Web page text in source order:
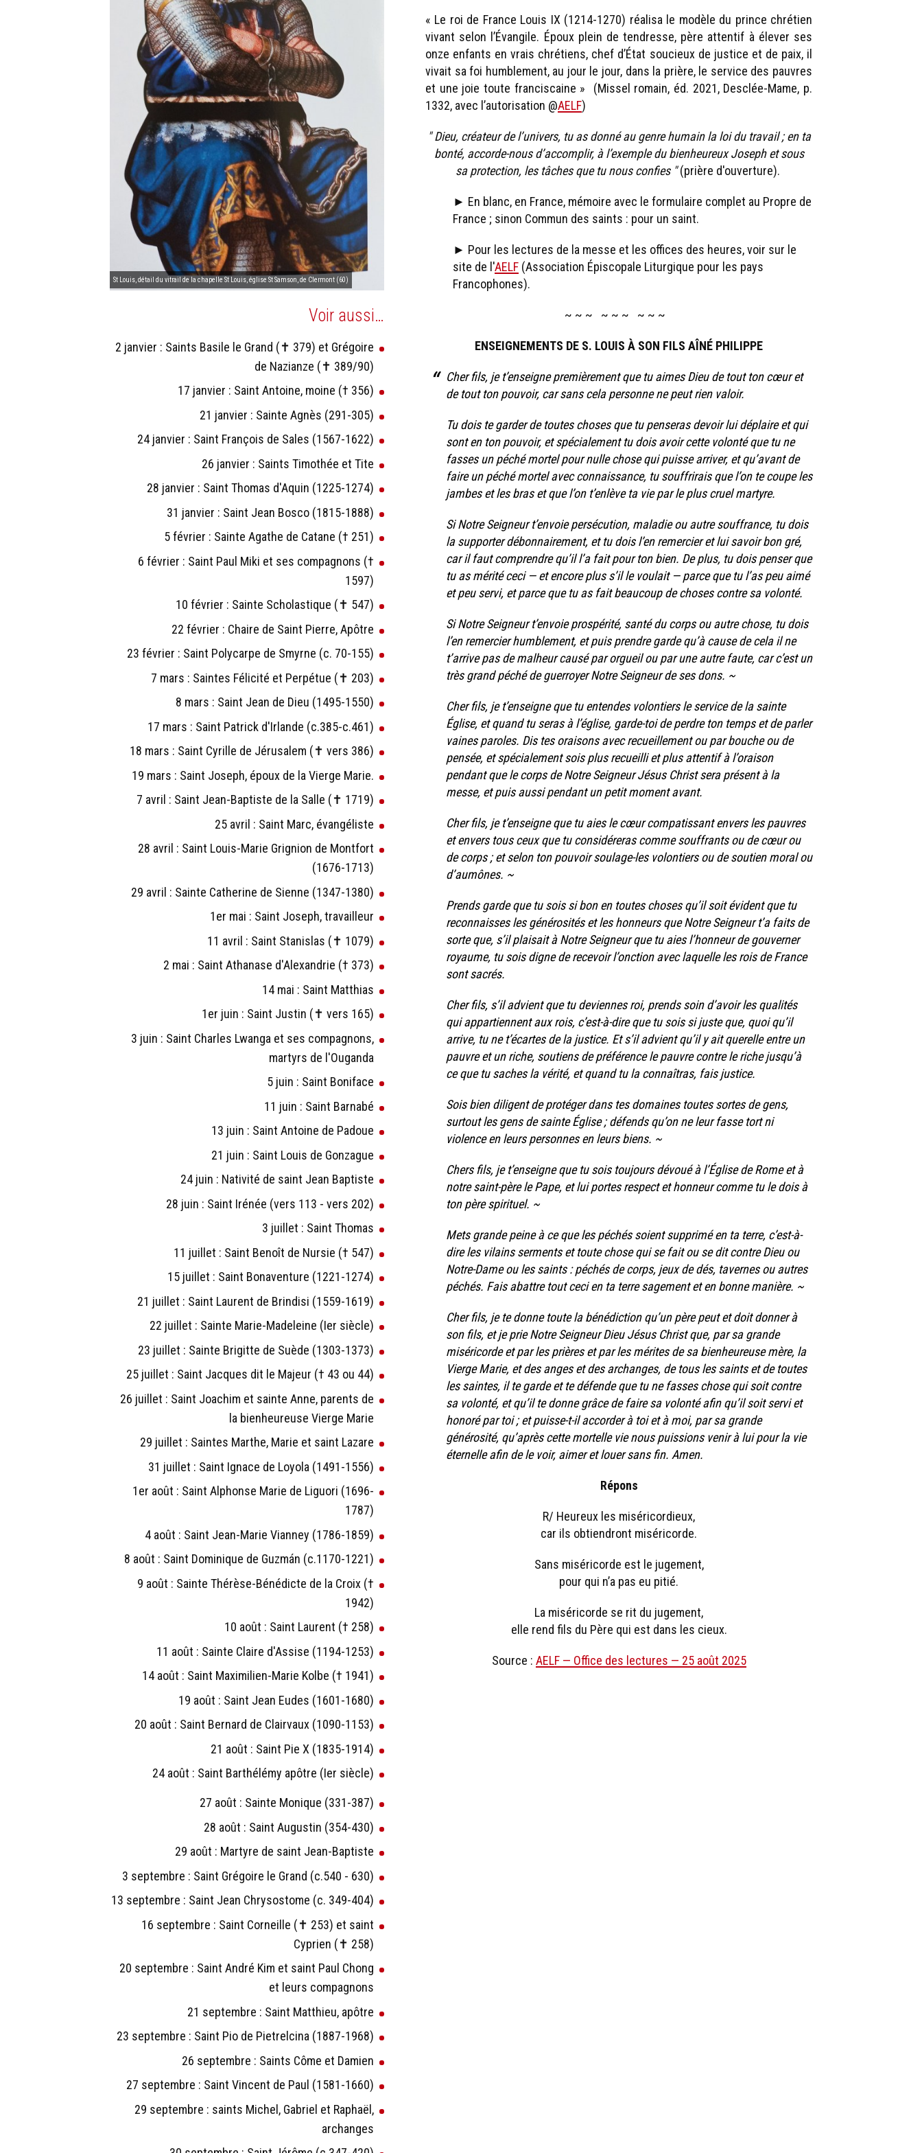
St Louis, détail du vitrail de la chapelle St Louis, église St Samson, de Clermont (60)
Voir aussi…
2 janvier : Saints Basile le Grand (✝ 379) et Grégoire
de Nazianze (✝ 389/90)
17 janvier : Saint Antoine, moine († 356)
21 janvier : Sainte Agnès (291-305)
24 janvier : Saint François de Sales (1567-1622)
26 janvier : Saints Timothée et Tite
28 janvier : Saint Thomas d'Aquin (1225-1274)
31 janvier : Saint Jean Bosco (1815-1888)
5 février : Sainte Agathe de Catane († 251)
6 février : Saint Paul Miki et ses compagnons (†
1597)
10 février : Sainte Scholastique (✝ 547)
22 février : Chaire de Saint Pierre, Apôtre
23 février : Saint Polycarpe de Smyrne (c. 70-155)
7 mars : Saintes Félicité et Perpétue (✝ 203)
8 mars : Saint Jean de Dieu (1495-1550)
17 mars : Saint Patrick d'Irlande (c.385-c.461)
18 mars : Saint Cyrille de Jérusalem (✝ vers 386)
19 mars : Saint Joseph, époux de la Vierge Marie.
7 avril : Saint Jean-Baptiste de la Salle (✝ 1719)
25 avril : Saint Marc, évangéliste
28 avril : Saint Louis-Marie Grignion de Montfort
(1676-1713)
29 avril : Sainte Catherine de Sienne (1347-1380)
1er mai : Saint Joseph, travailleur
11 avril : Saint Stanislas (✝ 1079)
2 mai : Saint Athanase d'Alexandrie († 373)
14 mai : Saint Matthias
1er juin : Saint Justin (✝ vers 165)
3 juin : Saint Charles Lwanga et ses compagnons,
martyrs de l'Ouganda
5 juin : Saint Boniface
11 juin : Saint Barnabé
13 juin : Saint Antoine de Padoue
21 juin : Saint Louis de Gonzague
24 juin : Nativité de saint Jean Baptiste
28 juin : Saint Irénée (vers 113 - vers 202)
3 juillet : Saint Thomas
11 juillet : Saint Benoît de Nursie († 547)
15 juillet : Saint Bonaventure (1221-1274)
21 juillet : Saint Laurent de Brindisi (1559-1619)
22 juillet : Sainte Marie-Madeleine (Ier siècle)
23 juillet : Sainte Brigitte de Suède (1303-1373)
25 juillet : Saint Jacques dit le Majeur († 43 ou 44)
26 juillet : Saint Joachim et sainte Anne, parents de
la bienheureuse Vierge Marie
29 juillet : Saintes Marthe, Marie et saint Lazare
31 juillet : Saint Ignace de Loyola (1491-1556)
1er août : Saint Alphonse Marie de Liguori (1696-
1787)
4 août : Saint Jean-Marie Vianney (1786-1859)
8 août : Saint Dominique de Guzmán (c.1170-1221)
9 août : Sainte Thérèse-Bénédicte de la Croix (†
1942)
10 août : Saint Laurent († 258)
11 août : Sainte Claire d'Assise (1194-1253)
14 août : Saint Maximilien-Marie Kolbe († 1941)
19 août : Saint Jean Eudes (1601-1680)
20 août : Saint Bernard de Clairvaux (1090-1153)
21 août : Saint Pie X (1835-1914)
24 août : Saint Barthélémy apôtre (Ier siècle)
27 août : Sainte Monique (331-387)
28 août : Saint Augustin (354-430)
29 août : Martyre de saint Jean-Baptiste
3 septembre : Saint Grégoire le Grand (c.540 - 630)
13 septembre : Saint Jean Chrysostome (c. 349-404)
16 septembre : Saint Corneille (✝ 253) et saint
Cyprien (✝ 258)
20 septembre : Saint André Kim et saint Paul Chong
et leurs compagnons
21 septembre : Saint Matthieu, apôtre
23 septembre : Saint Pio de Pietrelcina (1887-1968)
26 septembre : Saints Côme et Damien
27 septembre : Saint Vincent de Paul (1581-1660)
29 septembre : saints Michel, Gabriel et Raphaël,
archanges
« Le roi de France Louis IX (1214-1270) réalisa le modèle du prince chrétien
vivant selon l’Évangile. Époux plein de tendresse, père attentif à élever ses
onze enfants en vrais chrétiens, chef d’État soucieux de justice et de paix, il
vivait sa foi humblement, au jour le jour, dans la prière, le service des pauvres
et une joie toute franciscaine » (Missel romain, éd. 2021, Desclée-Mame, p.
1332, avec l’autorisation @AELF)
" Dieu, créateur de l’univers, tu as donné au genre humain la loi du travail ; en ta
bonté, accorde-nous d’accomplir, à l’exemple du bienheureux Joseph et sous
sa protection, les tâches que tu nous confies "(prière d'ouverture).
► En blanc, en France, mémoire avec le formulaire complet au Propre de
France ; sinon Commun des saints : pour un saint.
► Pour les lectures de la messe et les offices des heures, voir sur le
site de l'AELF (Association Épiscopale Liturgique pour les pays
Francophones).
~ ~ ~ ~ ~ ~ ~ ~ ~
ENSEIGNEMENTS DE S. LOUIS À SON FILS AÎNÉ PHILIPPE
Cher fils, je t’enseigne premièrement que tu aimes Dieu de tout ton cœur et
de tout ton pouvoir, car sans cela personne ne peut rien valoir.
Tu dois te garder de toutes choses que tu penseras devoir lui déplaire et qui
sont en ton pouvoir, et spécialement tu dois avoir cette volonté que tu ne
fasses un péché mortel pour nulle chose qui puisse arriver, et qu’avant de
faire un péché mortel avec connaissance, tu souffrirais que l’on te coupe les
jambes et les bras et que l’on t’enlève ta vie par le plus cruel martyre.
Si Notre Seigneur t’envoie persécution, maladie ou autre souffrance, tu dois
la supporter débonnairement, et tu dois l’en remercier et lui savoir bon gré,
car il faut comprendre qu’il l’a fait pour ton bien. De plus, tu dois penser que
tu as mérité ceci — et encore plus s’il le voulait — parce que tu l’as peu aimé
et peu servi, et parce que tu as fait beaucoup de choses contre sa volonté.
Si Notre Seigneur t’envoie prospérité, santé du corps ou autre chose, tu dois
l’en remercier humblement, et puis prendre garde qu’à cause de cela il ne
t’arrive pas de malheur causé par orgueil ou par une autre faute, car c’est un
très grand péché de guerroyer Notre Seigneur de ses dons. ~
Cher fils, je t’enseigne que tu entendes volontiers le service de la sainte
Église, et quand tu seras à l’église, garde-toi de perdre ton temps et de parler
vaines paroles. Dis tes oraisons avec recueillement ou par bouche ou de
pensée, et spécialement sois plus recueilli et plus attentif à l’oraison
pendant que le corps de Notre Seigneur Jésus Christ sera présent à la
messe, et puis aussi pendant un petit moment avant.
Cher fils, je t’enseigne que tu aies le cœur compatissant envers les pauvres
et envers tous ceux que tu considéreras comme souffrants ou de cœur ou
de corps ; et selon ton pouvoir soulage-les volontiers ou de soutien moral ou
d’aumônes. ~
Prends garde que tu sois si bon en toutes choses qu’il soit évident que tu
reconnaisses les générosités et les honneurs que Notre Seigneur t’a faits de
sorte que, s’il plaisait à Notre Seigneur que tu aies l’honneur de gouverner
royaume, tu sois digne de recevoir l’onction avec laquelle les rois de France
sont sacrés.
Cher fils, s’il advient que tu deviennes roi, prends soin d’avoir les qualités
qui appartiennent aux rois, c’est-à-dire que tu sois si juste que, quoi qu’il
arrive, tu ne t’écartes de la justice. Et s’il advient qu’il y ait querelle entre un
pauvre et un riche, soutiens de préférence le pauvre contre le riche jusqu’à
ce que tu saches la vérité, et quand tu la connaîtras, fais justice.
Sois bien diligent de protéger dans tes domaines toutes sortes de gens,
surtout les gens de sainte Église ; défends qu’on ne leur fasse tort ni
violence en leurs personnes en leurs biens. ~
Chers fils, je t’enseigne que tu sois toujours dévoué à l’Église de Rome et à
notre saint-père le Pape, et lui portes respect et honneur comme tu le dois à
ton père spirituel. ~
Mets grande peine à ce que les péchés soient supprimé en ta terre, c’est-à-
dire les vilains serments et toute chose qui se fait ou se dit contre Dieu ou
Notre-Dame ou les saints : péchés de corps, jeux de dés, tavernes ou autres
péchés. Fais abattre tout ceci en ta terre sagement et en bonne manière. ~
Cher fils, je te donne toute la bénédiction qu’un père peut et doit donner à
son fils, et je prie Notre Seigneur Dieu Jésus Christ que, par sa grande
miséricorde et par les prières et par les mérites de sa bienheureuse mère, la
Vierge Marie, et des anges et des archanges, de tous les saints et de toutes
les saintes, il te garde et te défende que tu ne fasses chose qui soit contre
sa volonté, et qu’il te donne grâce de faire sa volonté afin qu’il soit servi et
honoré par toi ; et puisse-t-il accorder à toi et à moi, par sa grande
générosité, qu’après cette mortelle vie nous puissions venir à lui pour la vie
éternelle afin de le voir, aimer et louer sans fin. Amen.
Répons
R/ Heureux les miséricordieux,
car ils obtiendront miséricorde.
Sans miséricorde est le jugement,
pour qui n’a pas eu pitié.
La miséricorde se rit du jugement,
elle rend fils du Père qui est dans les cieux.
Source : AELF — Office des lectures — 25 août 2025